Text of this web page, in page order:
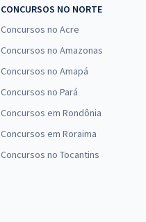
CONCURSOS NO NORTE
Concursos no Acre
Concursos no Amazonas
Concursos no Amapá
Concursos no Pará
Concursos em Rondônia
Concursos em Roraima
Concursos no Tocantins